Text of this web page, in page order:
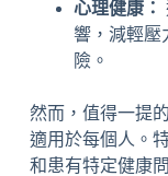
心理健康：
響，減輕壓
險。
然而，值得一提
適用於每個人。
和患有特定健康